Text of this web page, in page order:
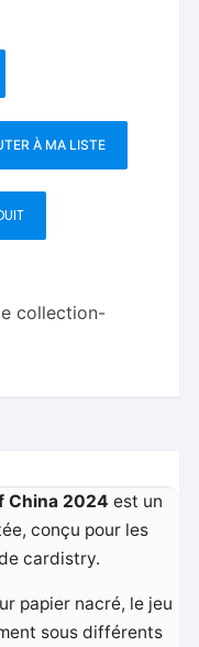
À MA LISTE
collection-
China 2024 est un
conçu pour les
cardistry.
papier nacré, le jeu
sous différents